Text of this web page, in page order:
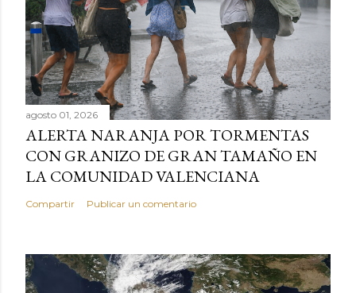
agosto 01, 2026
ALERTA NARANJA POR TORMENTAS
CON GRANIZO DE GRAN TAMAÑO EN
LA COMUNIDAD VALENCIANA
Compartir Publicar un comentario